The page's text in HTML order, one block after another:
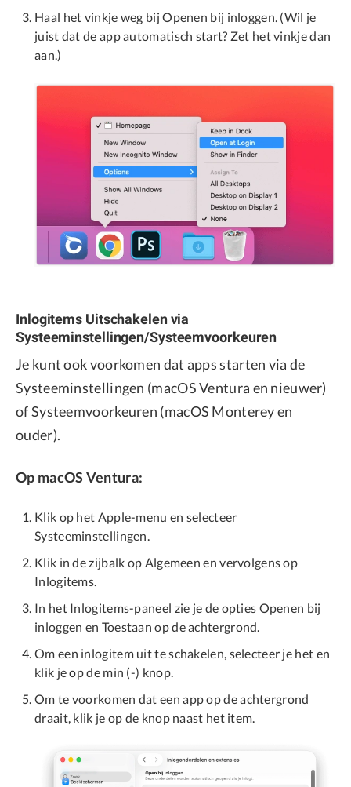
Haal het vinkje weg bij Openen bij inloggen. (Wil je
juist dat de app automatisch start? Zet het vinkje dan
aan.)
Inlogitems Uitschakelen via
Systeeminstellingen/Systeemvoorkeuren
Je kunt ook voorkomen dat apps starten via de
Systeeminstellingen (macOS Ventura en nieuwer)
of Systeemvoorkeuren (macOS Monterey en
ouder).
Op macOS Ventura:
Klik op het Apple-menu en selecteer
Systeeminstellingen.
Klik in de zijbalk op Algemeen en vervolgens op
Inlogitems.
In het Inlogitems-paneel zie je de opties Openen bij
inloggen en Toestaan op de achtergrond.
Om een inlogitem uit te schakelen, selecteer je het en
klik je op de min (-) knop.
Om te voorkomen dat een app op de achtergrond
draait, klik je op de knop naast het item.